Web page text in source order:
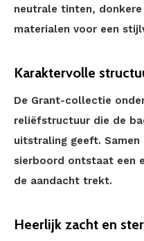
neutrale tinten,
materialen voor een
Karaktervolle
De Grant-collectie
reliëfstructuur die de
uitstraling geeft.
sierboord ontstaat een
de aandacht trekt.
Heerlijk zacht en